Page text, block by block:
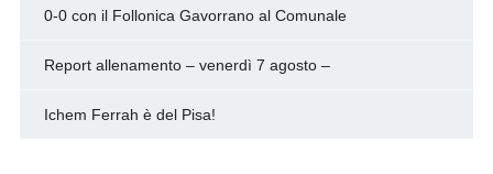
0-0 con il Follonica Gavorrano al Comunale
Report allenamento – venerdì 7 agosto –
Ichem Ferrah è del Pisa!